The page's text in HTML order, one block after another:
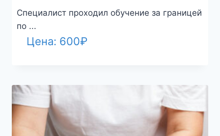
Специалист проходил обучение за границей
по ...
Цена: 600₽